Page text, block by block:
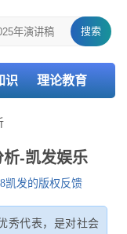
搜索
识 理论教育
课件
绍信-凯发娱乐
凯发的版权反馈
秀代表，是对社会